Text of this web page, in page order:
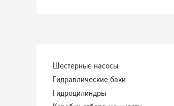
Шестерные насосы
Гидравлические баки
Гидроцилиндры